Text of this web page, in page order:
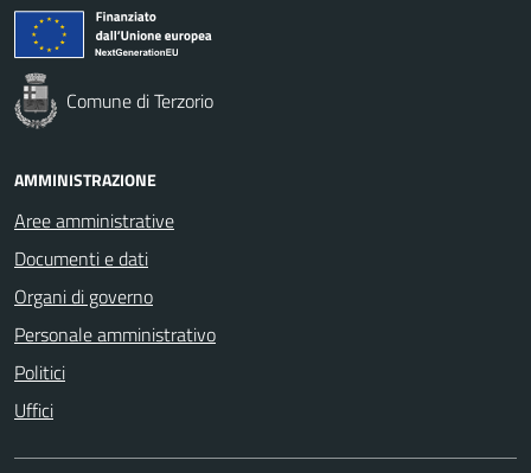
Comune di Terzorio
AMMINISTRAZIONE
Aree amministrative
Documenti e dati
Organi di governo
Personale amministrativo
Politici
Uffici